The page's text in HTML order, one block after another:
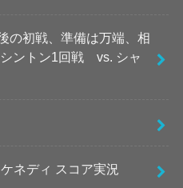
の初戦、準備は万端、相
ントン1回戦 vs. シャ
ネディ スコア実況